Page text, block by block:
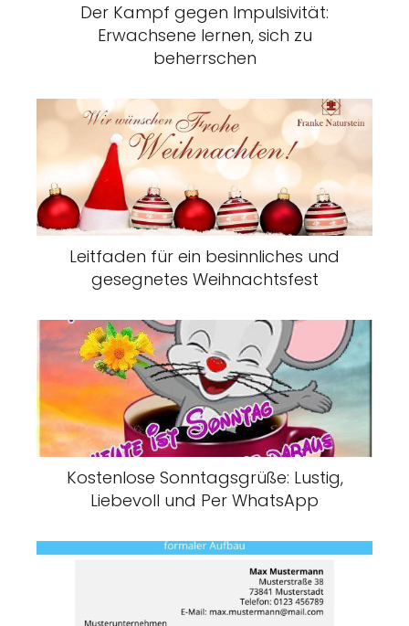
Der Kampf gegen Impulsivität:
Erwachsene lernen, sich zu
beherrschen
Leitfaden für ein besinnliches und
gesegnetes Weihnachtsfest
Kostenlose Sonntagsgrüße: Lustig,
Liebevoll und Per WhatsApp